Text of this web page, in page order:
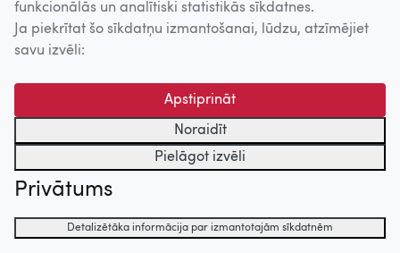
funkcionālās un analītiski statistikās sīkdatnes.
Ja piekrītat šo sīkdatņu izmantošanai, lūdzu, atzīmējiet
savu izvēli:
Apstiprināt
Noraidīt
Pielāgot izvēli
Privātums
Detalizētāka informācija par izmantotajām sīkdatnēm